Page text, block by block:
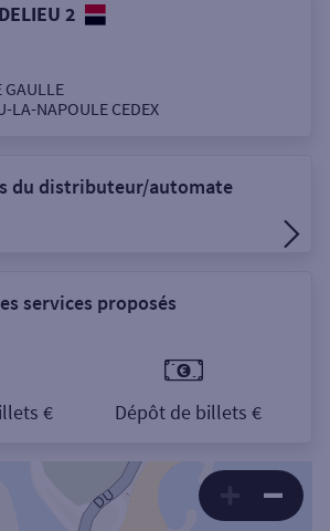
Autour de moi
2
GAULLE
LA-NAPOULE CEDEX
du distributeur/automate
services proposés
€ Dépôt de billets €